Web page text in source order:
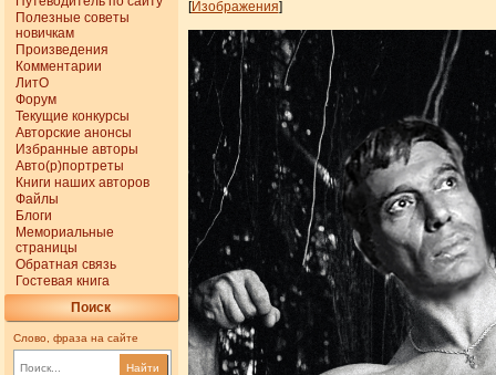
Полезные советы
новичкам
Произведения
Комментарии
ЛитО
Форум
Текущие конкурсы
Авторские анонсы
Избранные авторы
Авто(р)портреты
Книги наших авторов
Файлы
Блоги
Мемориальные
страницы
Обратная связь
Гостевая книга
Поиск
Слово, фраза на сайте
Найти
[Изображения]